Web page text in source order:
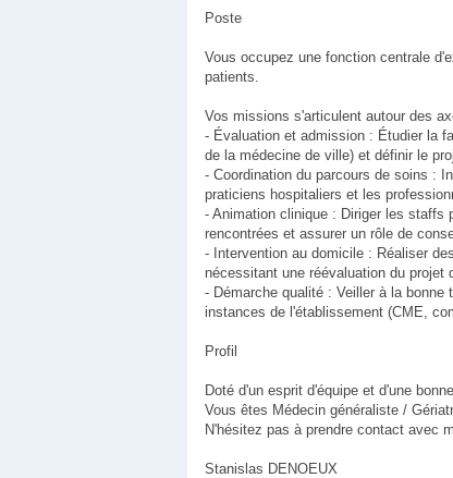
Poste
Vous occupez une fonction centrale
patients.
Vos missions s'articulent autour des
- Évaluation et admission : Étudier la
de la médecine de ville) et définir le
- Coordination du parcours de soins :
praticiens hospitaliers et les
- Animation clinique : Diriger les staffs
rencontrées et assurer un rôle de
- Intervention au domicile : Réaliser
nécessitant une réévaluation du projet
- Démarche qualité : Veiller à la
instances de l'établissement (CME,
Profil
Doté d'un esprit d'équipe et d'une
Vous êtes Médecin généraliste /
N'hésitez pas à prendre contact avec
Stanislas DENOEUX